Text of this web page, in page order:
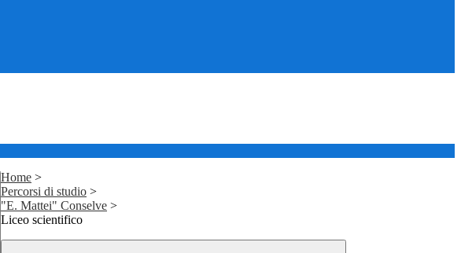
Home >
Percorsi di studio >
"E. Mattei" Conselve >
Liceo scientifico